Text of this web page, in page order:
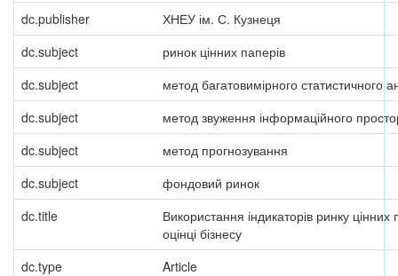
dc.publisher
ХНЕУ ім. С. Кузнеця
dc.subject
ринок цінних паперів
dc.subject
метод багатовимірного статистичного
dc.subject
метод звуження інформаційного
dc.subject
метод прогнозування
dc.subject
фондовий ринок
dc.title
Використання індикаторів ринку цінних
оцінці бізнесу
dc.type
Article